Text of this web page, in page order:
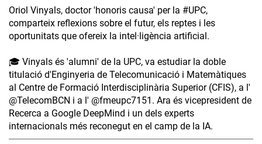
Oriol Vinyals, doctor 'honoris causa' per la #UPC,
comparteix reflexions sobre el futur, els reptes i les
oportunitats que ofereix la intel·ligència artificial.
🎓 Vinyals és 'alumni' de la UPC, va estudiar la doble
titulació d'Enginyeria de Telecomunicació i Matemàtiques
al Centre de Formació Interdisciplinària Superior (CFIS), a l'
‪@TelecomBCN‬ i a l' ‪@fmeupc7151‬. Ara és vicepresident de
Recerca a Google DeepMind i un dels experts
internacionals més reconegut en el camp de la IA.